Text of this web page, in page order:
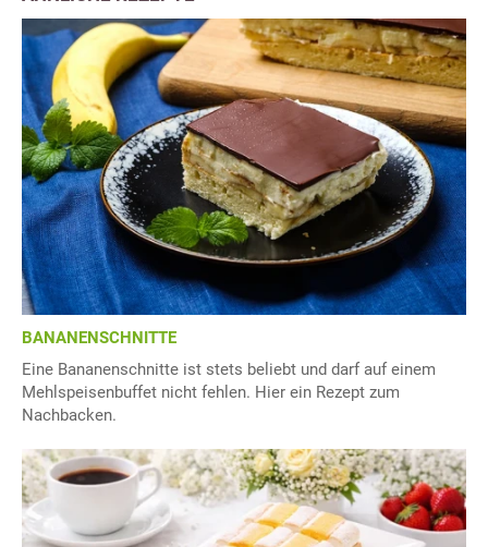
BANANENSCHNITTE
Eine Bananenschnitte ist stets beliebt und darf auf einem
Mehlspeisenbuffet nicht fehlen. Hier ein Rezept zum
Nachbacken.